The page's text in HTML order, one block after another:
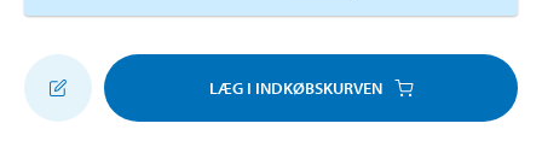
LÆG I INDKØBSKURVEN